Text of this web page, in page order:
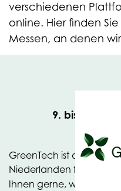
verschiedenen
online. Hier finden
Messen, an denen
9. bis 11.
GreenTech ist die
Niederlanden für den
Ihnen gerne, wie unsere